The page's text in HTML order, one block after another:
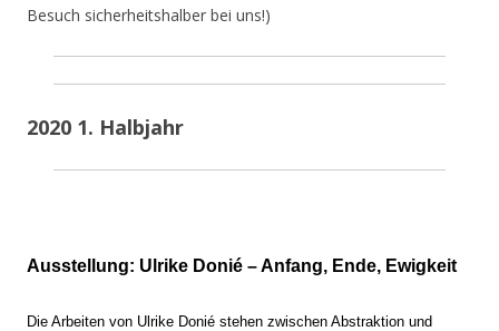
Besuch sicherheitshalber bei uns!)
2020 1. Halbjahr
Ausstellung: Ulrike Donié – Anfang, Ende, Ewigkeit
Die Arbeiten von Ulrike Donié stehen zwischen Abstraktion und